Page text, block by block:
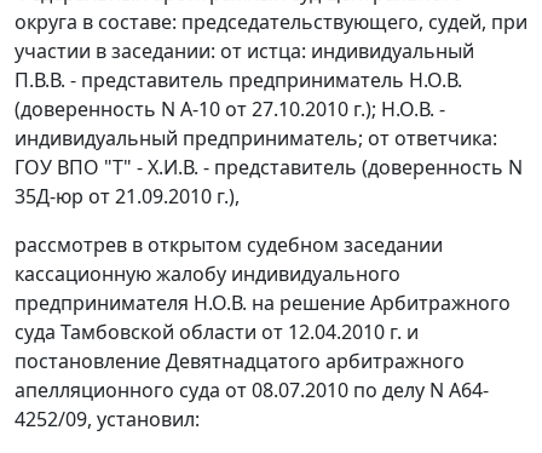
округа в составе: председательствующего, судей, при
участии в заседании: от истца: индивидуальный
П.В.В. - представитель предприниматель Н.О.В.
(доверенность N А-10 от 27.10.2010 г.); Н.О.В. -
индивидуальный предприниматель; от ответчика:
ГОУ ВПО "Т" - Х.И.В. - представитель (доверенность N
35Д-юр от 21.09.2010 г.),
рассмотрев в открытом судебном заседании
кассационную жалобу индивидуального
предпринимателя Н.О.В. на решение Арбитражного
суда Тамбовской области от 12.04.2010 г. и
постановлениеДевятнадцатого арбитражного
апелляционного суда от 08.07.2010 по делу N А64-
4252/09, установил: